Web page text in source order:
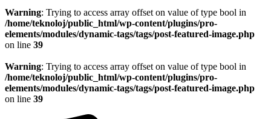
Warning: Trying to access array offset on value of type bool in
/home/teknoloj/public_html/wp-content/plugins/pro-
elements/modules/dynamic-tags/tags/post-featured-image.php
on line 39
Warning: Trying to access array offset on value of type bool in
/home/teknoloj/public_html/wp-content/plugins/pro-
elements/modules/dynamic-tags/tags/post-featured-image.php
on line 39